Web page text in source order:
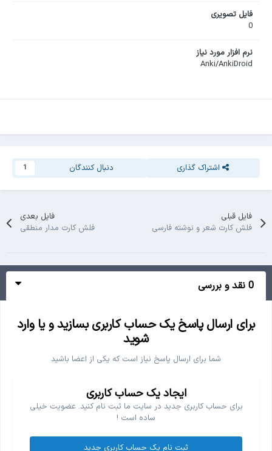
فایل تصویری
0
نرم افزار مورد نیاز
Anki/AnkiDroid
اشتراک گذاری دنبال کنندگان 1
فایل قبلی
فلش کارت شعر و نوشته فارسی
فایل بعدی
فلش کارت مدار منطقی
0 نقد و بررسی
برای ارسال پاسخ یک حساب کاربری بسازید و یا وارد
شوید
شما برای ارسال پاسخ نیاز است که یکی از اعضا باشید
ایجاد یک حساب کاربری
برای حساب کاربری جدید در سایت ما ثبت نام کنید. عضویت خیلی
ساده است !
ثبت نام یک حساب کاربری جدید